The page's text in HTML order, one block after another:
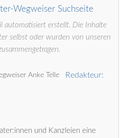
Wegweiser Suchseite
automatisiert erstellt. Die Inhalte
selbst oder wurden von unseren
Redakteur:
und Kanzleien eine